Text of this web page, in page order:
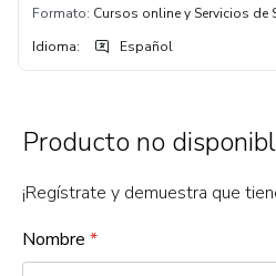
Formato: Cursos online y Servicios de
Idioma: Español
Producto no
¡Regístrate y demuestra que
Nombre *